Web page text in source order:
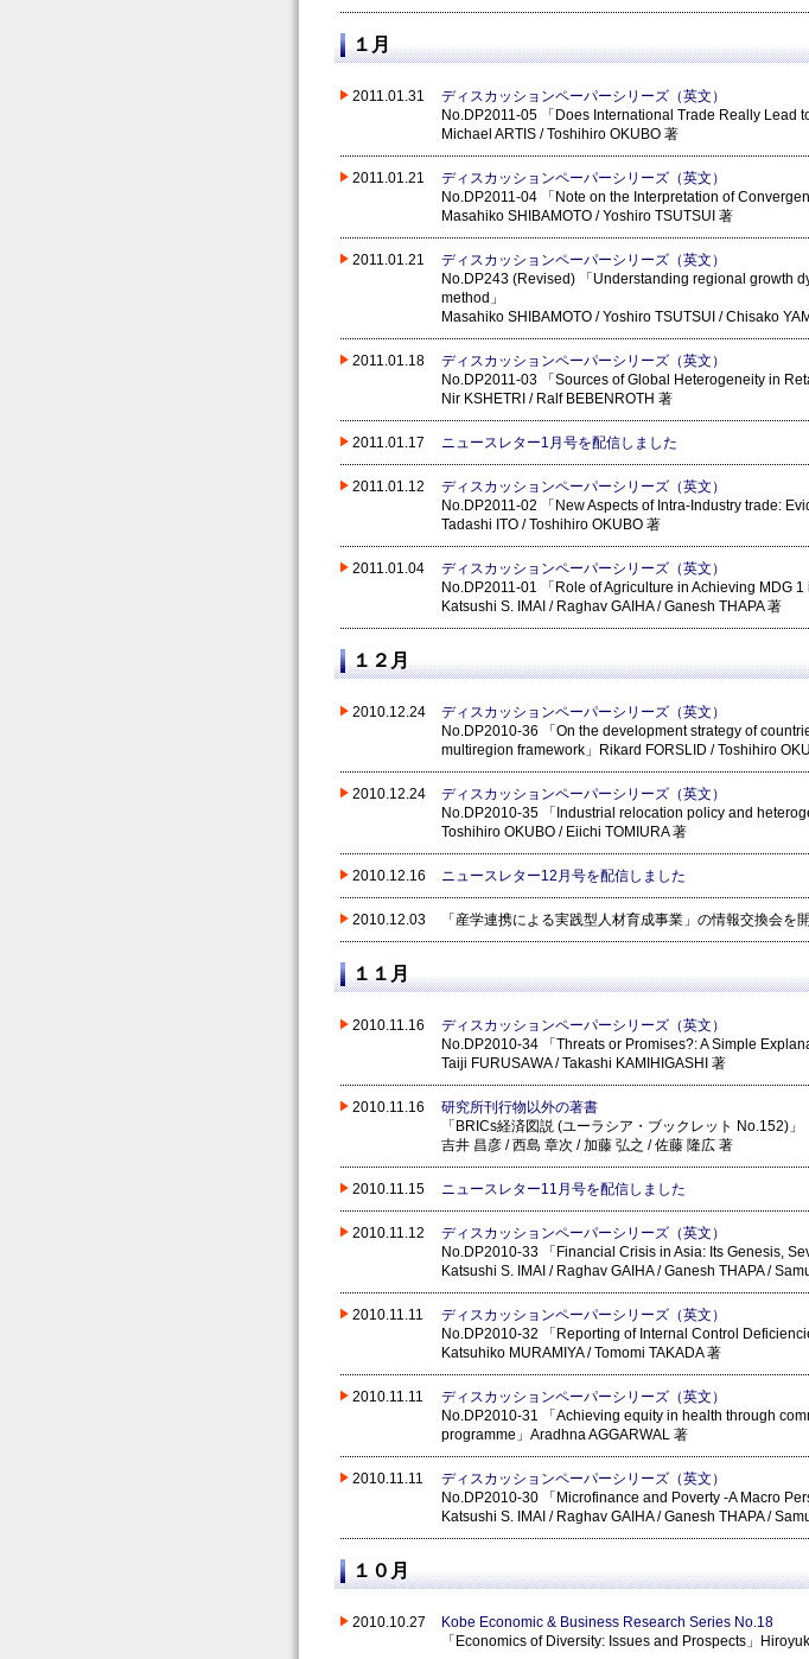
１月
2011.01.31
ディスカッションペーパーシリーズ（英文）
No.DP2011-05 「Does International Trade Really Lead
Michael ARTIS / Toshihiro OKUBO 著
2011.01.21
ディスカッションペーパーシリーズ（英文）
No.DP2011-04 「Note on the Interpretation of
Masahiko SHIBAMOTO / Yoshiro TSUTSUI 著
2011.01.21
ディスカッションペーパーシリーズ（英文）
No.DP243 (Revised) 「Understanding regional growth
method」
Masahiko SHIBAMOTO / Yoshiro TSUTSUI / Chisako
2011.01.18
ディスカッションペーパーシリーズ（英文）
No.DP2011-03 「Sources of Global Heterogeneity in
Nir KSHETRI / Ralf BEBENROTH 著
2011.01.17 ニュースレター1月号を配信しました
2011.01.12
ディスカッションペーパーシリーズ（英文）
No.DP2011-02 「New Aspects of Intra-Industry trade:
Tadashi ITO / Toshihiro OKUBO 著
2011.01.04
ディスカッションペーパーシリーズ（英文）
No.DP2011-01 「Role of Agriculture in Achieving MDG 1
Katsushi S. IMAI / Raghav GAIHA / Ganesh THAPA 著
１２月
2010.12.24
ディスカッションペーパーシリーズ（英文）
No.DP2010-36 「On the development strategy of
multiregion framework」Rikard FORSLID / Toshihiro
2010.12.24
ディスカッションペーパーシリーズ（英文）
No.DP2010-35 「Industrial relocation policy and
Toshihiro OKUBO / Eiichi TOMIURA 著
2010.12.16 ニュースレター12月号を配信しました
2010.12.03 「産学連携による実践型人材育成事業」の情報交換会を
１１月
2010.11.16
ディスカッションペーパーシリーズ（英文）
No.DP2010-34 「Threats or Promises?: A Simple
Taiji FURUSAWA / Takashi KAMIHIGASHI 著
2010.11.16
研究所刊行物以外の著書
「BRICs経済図説 (ユーラシア・ブックレット No.152)」
吉井 昌彦 / 西島 章次 / 加藤 弘之 / 佐藤 隆広 著
2010.11.15 ニュースレター11月号を配信しました
2010.11.12
ディスカッションペーパーシリーズ（英文）
No.DP2010-33 「Financial Crisis in Asia: Its Genesis,
Katsushi S. IMAI / Raghav GAIHA / Ganesh THAPA /
2010.11.11
ディスカッションペーパーシリーズ（英文）
No.DP2010-32 「Reporting of Internal Control
Katsuhiko MURAMIYA / Tomomi TAKADA 著
2010.11.11
ディスカッションペーパーシリーズ（英文）
No.DP2010-31 「Achieving equity in health through
programme」Aradhna AGGARWAL 著
2010.11.11
ディスカッションペーパーシリーズ（英文）
No.DP2010-30 「Microfinance and Poverty -A Macro
Katsushi S. IMAI / Raghav GAIHA / Ganesh THAPA /
１０月
2010.10.27
Kobe Economic & Business Research Series No.18
「Economics of Diversity: Issues and Prospects」